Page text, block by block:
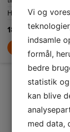
Højde
175 mm
189,-
LÆG I KURV
Vi og
indsamle
formål,
bedre
statistik
kan blive
med data,